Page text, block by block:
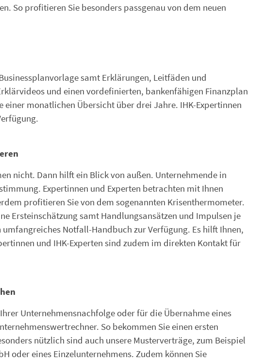
So profitieren Sie besonders passgenau von dem neuen
samt Erklärungen, Leitfäden und
und einen vordefinierten, bankenfähigen Finanzplan
monatlichen Übersicht über drei Jahre. IHK-Expertinnen
nicht. Dann hilft ein Blick von außen. Unternehmende in
Expertinnen und Experten betrachten mit Ihnen
profitieren Sie von dem sogenannten Krisenthermometer.
Ersteinschätzung samt Handlungsansätzen und Impulsen je
Notfall-Handbuch zur Verfügung. Es hilft Ihnen,
und IHK-Experten sind zudem im direkten Kontakt für
Unternehmensnachfolge oder für die Übernahme eines
So bekommen Sie einen ersten
nützlich sind auch unsere Musterverträge, zum Beispiel
oder eines Einzelunternehmens. Zudem können Sie